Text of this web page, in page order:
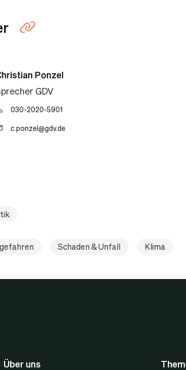
Ponzel
GDV
030-2020-5901
c.ponzel@gdv.de
Schaden & Unfall Klima
Über uns